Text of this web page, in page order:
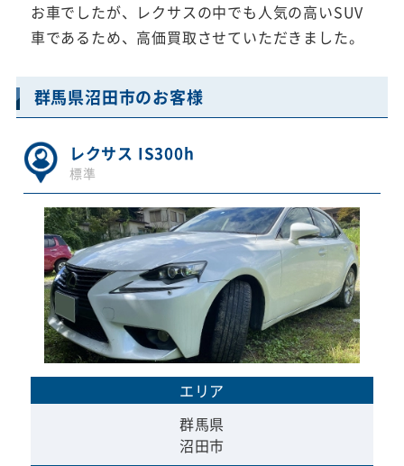
お車でしたが、レクサスの中でも人気の高いSUV
車であるため、高価買取させていただきました。
群馬県沼田市のお客様
レクサス IS300h
標準
エリア
群馬県
沼田市